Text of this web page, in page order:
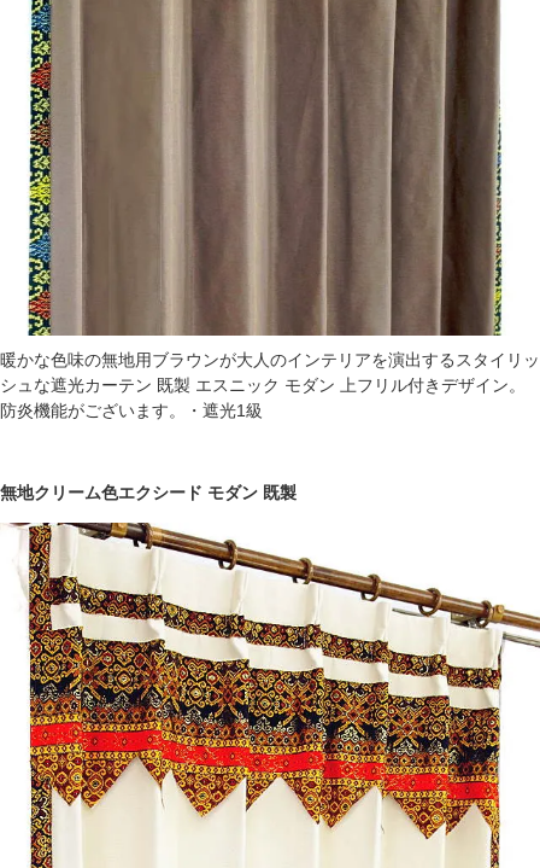
暖かな色味の無地用ブラウンが大人のインテリアを演出するスタイリッ
シュな遮光カーテン 既製 エスニック モダン 上フリル付きデザイン。
防炎機能がございます。・遮光1級
無地クリーム色エクシード モダン 既製